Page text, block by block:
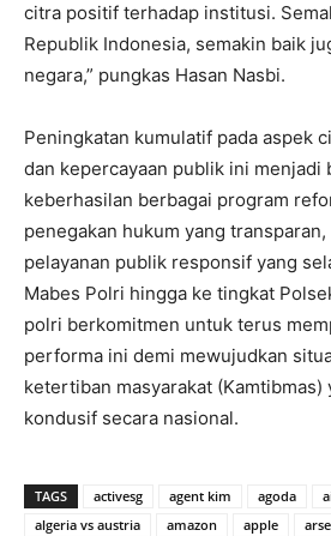
citra positif terhadap institusi.
Republik Indonesia, semakin baik
negara,” pungkas Hasan Nasbi.
Peningkatan kumulatif pada aspek
dan kepercayaan publik ini menjadi
keberhasilan berbagai program
penegakan hukum yang
pelayanan publik responsif yang
Mabes Polri hingga ke tingkat
polri berkomitmen untuk terus
performa ini demi mewujudkan
ketertiban masyarakat (Kamtibmas)
kondusif secara nasional.
TAGS activesg agent kim agoda
algeria vs austria
amazon apple